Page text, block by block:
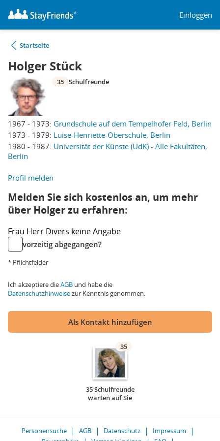
Einloggen
Startseite
Holger Stück
1967 - 1973: Grundschule auf dem Tempelhofer Feld, Berlin
1973 - 1979: Luise-Henriette-Oberschule, Berlin
1980 - 1987: Universität der Künste (UdK) - Alle Fakultäten,
Berlin
35 Schulfreunde
Profil melden
Melden Sie sich kostenlos an, um mehr
über Holger zu erfahren:
Frau Herr Divers keine Angabe
vorzeitig abgegangen?
* Pflichtfelder
Ich akzeptiere dieAGB und habe die
Datenschutzhinweisezur Kenntnis genommen.
Als Kontakt hinzufügen
35
35 Schulfreunde
warten auf Sie
Personensuche AGB Datenschutz
Impressum